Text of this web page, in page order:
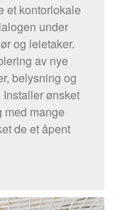
et kontorlokale
under
og leietaker.
av nye
belysning og
ønsket
med mange
de et åpent